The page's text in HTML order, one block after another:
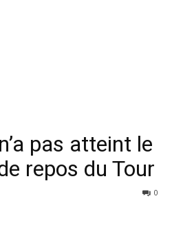
pas atteint le
repos du Tour
0